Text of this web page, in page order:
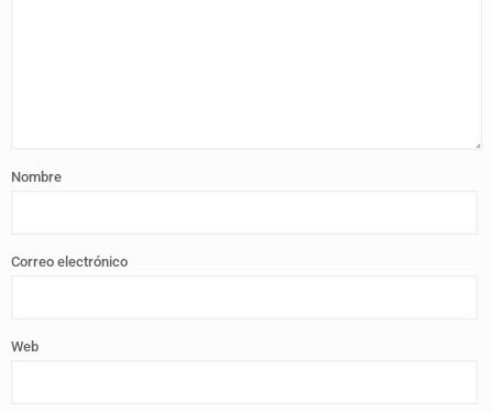
Nombre
Correo electrónico
Web